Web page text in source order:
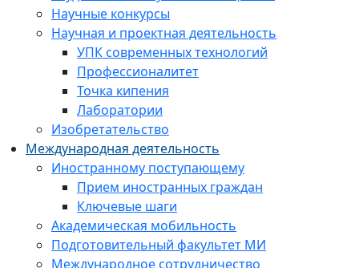
Научные конкурсы
Научная и проектная деятельность
УПК современных технологий
Профессионалитет
Точка кипения
Лаборатории
Изобретательство
Международная деятельность
Иностранному поступающему
Прием иностранных граждан
Ключевые шаги
Академическая мобильность
Подготовительный факультет МИ
Международное сотрудничество